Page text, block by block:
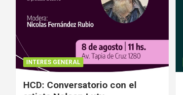
INTERES GENERAL
HCD: Conversatorio con el